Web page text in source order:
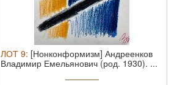
ЛОТ 9: [Нонконформизм] Андреенков
Владимир Емельянович (род. 1930). ...